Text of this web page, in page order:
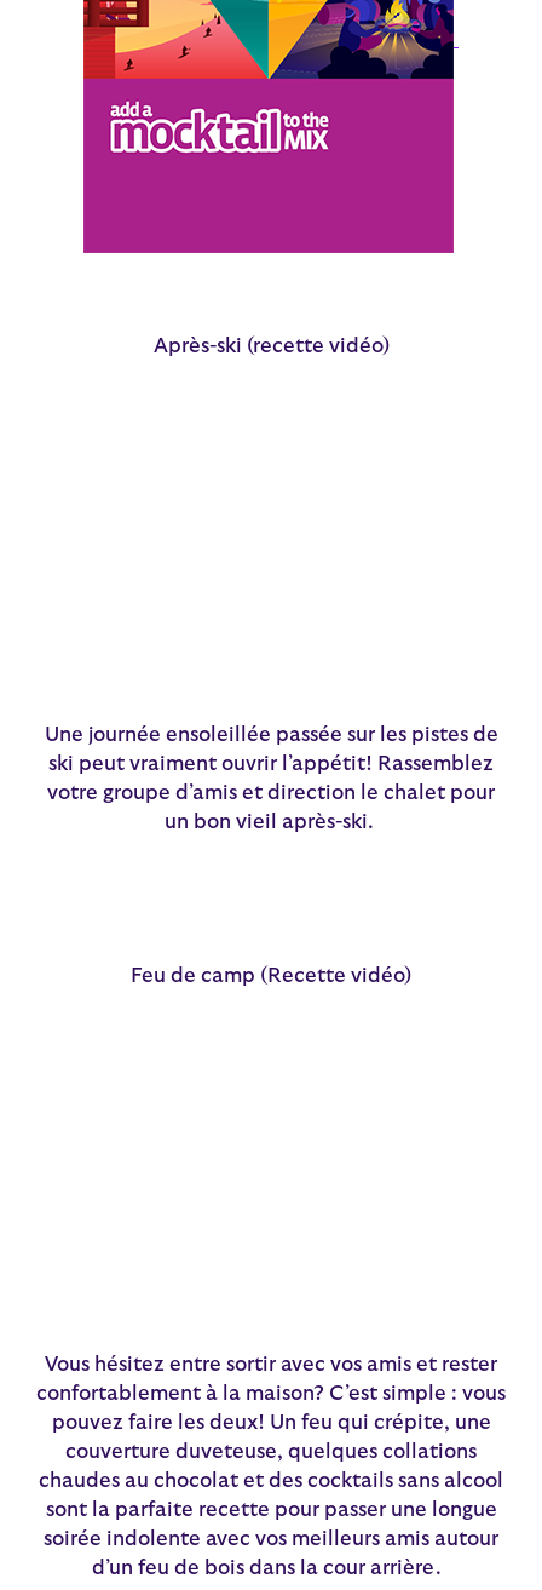
Après-ski (recette vidéo)
Une journée ensoleillée passée sur les pistes de
ski peut vraiment ouvrir l’appétit! Rassemblez
votre groupe d’amis et direction le chalet pour
un bon vieil après-ski.
Feu de camp (Recette vidéo)
Vous hésitez entre sortir avec vos amis et rester
confortablement à la maison? C’est simple : vous
pouvez faire les deux! Un feu qui crépite, une
couverture duveteuse, quelques collations
chaudes au chocolat et des cocktails sans alcool
sont la parfaite recette pour passer une longue
soirée indolente avec vos meilleurs amis autour
d’un feu de bois dans la cour arrière.